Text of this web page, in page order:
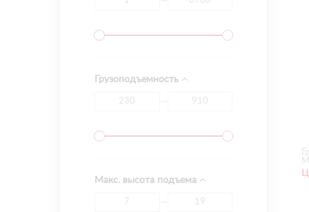
Грузоподъемность
Макс. высота подъема